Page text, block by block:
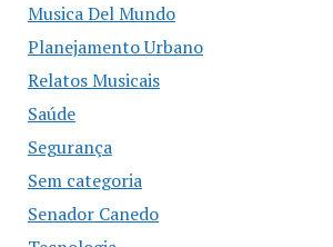
Musica Del Mundo
Planejamento Urbano
Relatos Musicais
Saúde
Segurança
Sem categoria
Senador Canedo